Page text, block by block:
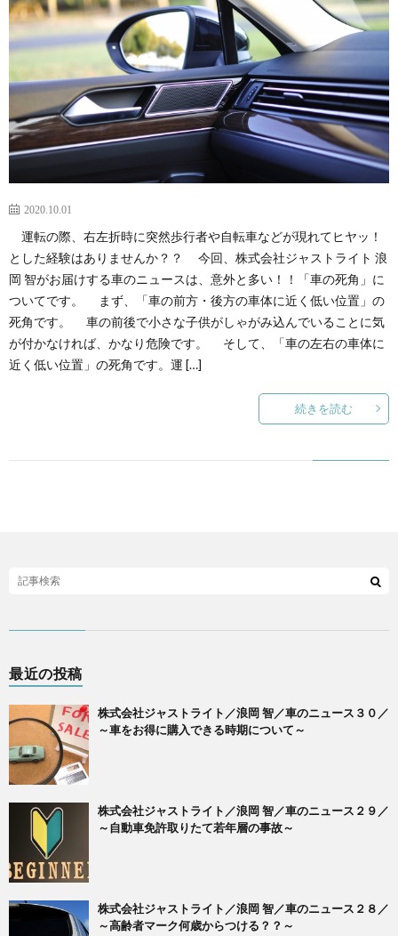
2020.10.01
運転の際、右左折時に突然歩行者や自転車などが現れてヒヤッ！
とした経験はありませんか？？ 今回、株式会社ジャストライト 浪
岡 智がお届けする車のニュースは、意外と多い！！「車の死角」に
ついてです。 まず、「車の前方・後方の車体に近く低い位置」の
死角です。 車の前後で小さな子供がしゃがみ込んでいることに気
が付かなければ、かなり危険です。 そして、「車の左右の車体に
近く低い位置」の死角です。運 […]
続きを読む
最近の投稿
株式会社ジャストライト／浪岡 智／車のニュース３０／
～車をお得に購入できる時期について～
株式会社ジャストライト／浪岡 智／車のニュース２９／
～自動車免許取りたて若年層の事故～
株式会社ジャストライト／浪岡 智／車のニュース２８／
～高齢者マーク何歳からつける？？～